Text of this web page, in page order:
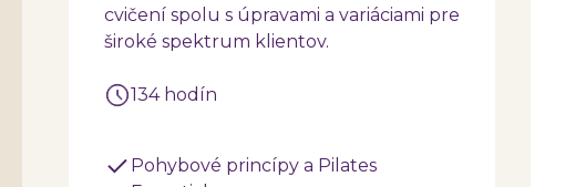
cvičení spolu s úpravami a variáciami pre
široké spektrum klientov.
134 hodín
Pohybové princípy a Pilates